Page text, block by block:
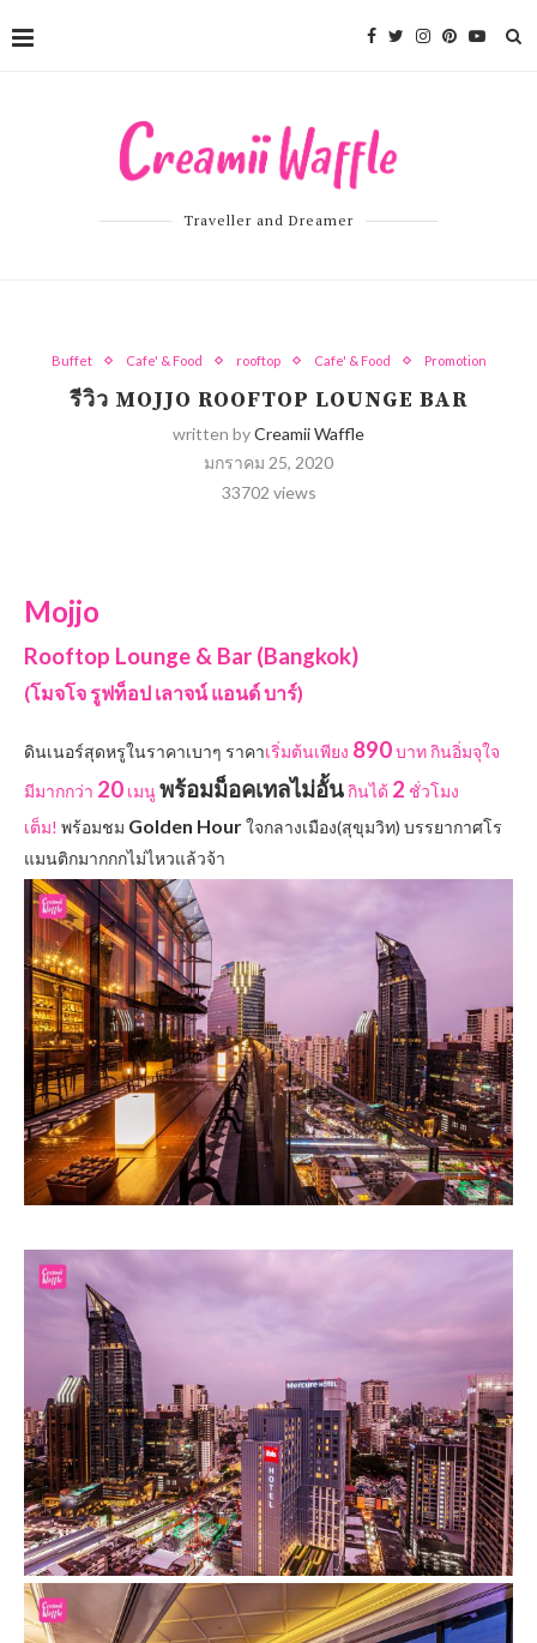
Traveller and Dreamer
Buffet Cafe' & Food rooftop Cafe' & Food Promotion
รีวิว MOJJO ROOFTOP LOUNGE BAR
written byCreamii Waffle
มกราคม 25, 2020
33702 views
Mojjo
Rooftop Lounge & Bar (Bangkok)
(โมจโจ รูฟท็อป เลาจน์ แอนด์ บาร์)
ดินเนอร์สุดหรูในราคาเบาๆ ราคาเริ่มต้นเพียง 890บาท กินอิ่มจุใจ
มีมากกว่า 20 เมนูพร้อมม็อคเทลไม่อั้นกินได้ 2 ชั่วโมง
เต็ม! พร้อมชม Golden Hourใจกลางเมือง(สุขุมวิท) บรรยากาศโร
แมนติกมากกกไม่ไหวแล้วจ้า